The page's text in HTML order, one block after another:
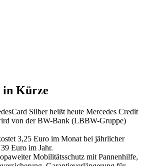
in Kürze
Silber heißt heute Mercedes Credit
von der BW-Bank (LBBW-Gruppe)
3,25 Euro im Monat bei jährlicher
Euro im Jahr.
Mobilitätsschutz mit Pannenhilfe,